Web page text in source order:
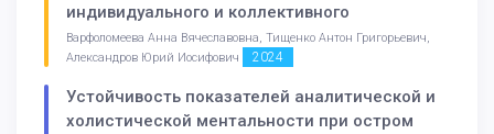
индивидуального и коллективного
Варфоломеева Анна Вячеславовна, Тищенко Антон Григорьевич,
Александров Юрий Иосифович
2024
Устойчивость показателей аналитической и
холистической ментальности при остром